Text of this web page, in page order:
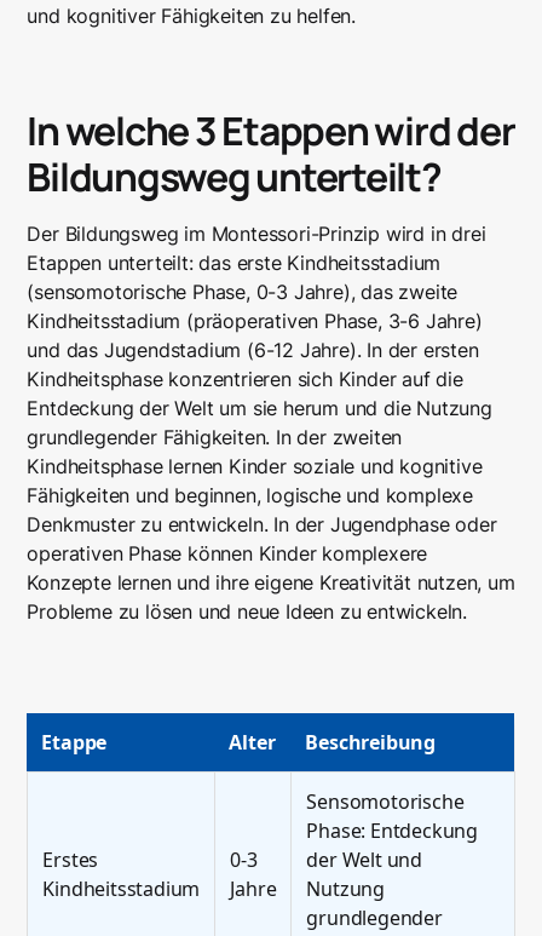
und kognitiver Fähigkeiten zu helfen.
In welche 3 Etappen wird der
Bildungsweg unterteilt?
Der Bildungsweg im Montessori-Prinzip wird in drei
Etappen unterteilt: das erste Kindheitsstadium
(sensomotorische Phase, 0-3 Jahre), das zweite
Kindheitsstadium (präoperativen Phase, 3-6 Jahre)
und das Jugendstadium (6-12 Jahre). In der ersten
Kindheitsphase konzentrieren sich Kinder auf die
Entdeckung der Welt um sie herum und die Nutzung
grundlegender Fähigkeiten. In der zweiten
Kindheitsphase lernen Kinder soziale und kognitive
Fähigkeiten und beginnen, logische und komplexe
Denkmuster zu entwickeln. In der Jugendphase oder
operativen Phase können Kinder komplexere
Konzepte lernen und ihre eigene Kreativität nutzen, um
Probleme zu lösen und neue Ideen zu entwickeln.
Etappe Alter Beschreibung
Erstes
Kindheitsstadium
0-3
Jahre
Sensomotorische
Phase: Entdeckung
der Welt und
Nutzung
grundlegender